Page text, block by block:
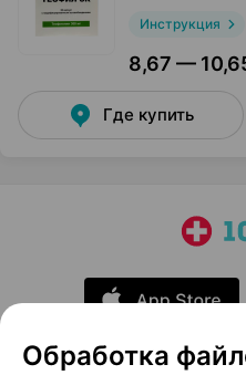
Инструкция
8,67 —
Где купить
Обработка